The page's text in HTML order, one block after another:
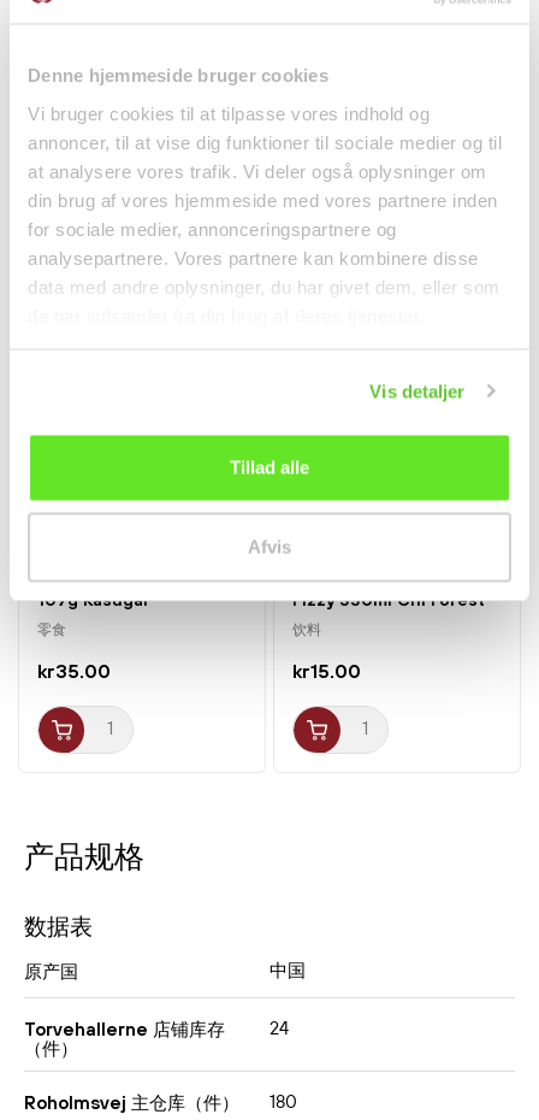
Denne hjemmeside bruger cookies
Vi bruger cookies til at tilpasse vores indhold og
annoncer, til at vise dig funktioner til sociale medier og til
at analysere vores trafik. Vi deler også oplysninger om
din brug af vores hjemmeside med vores partnere inden
for sociale medier, annonceringspartnere og
analysepartnere. Vores partnere kan kombinere disse
data med andre oplysninger, du har givet dem, eller som
Vis detaljer
Tillad alle
Afvis
产品规格
数据表
原产国 中国
Torvehallerne 店铺库存
（件）
24
Roholmsvej 主仓库（件） 180
Soyasauce til Suppe
860ml Sempio
调料
kr58.00
Kokosmælk 400ml Aroy-
d
罐头/腌制品
kr23.50
107g Kasugai
零食
kr35.00
Fizzy 330ml Chi Forest
饮料
kr15.00